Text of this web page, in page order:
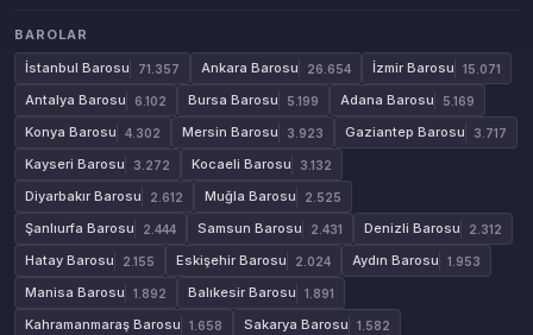
BAROLAR
İstanbul Barosu
71.357 Ankara Barosu 26.654 İzmir Barosu 15.071
Antalya Barosu 6.102 Bursa Barosu 5.199 Adana Barosu 5.169
Konya Barosu 4.302 Mersin Barosu 3.923 Gaziantep Barosu 3.717
Kayseri Barosu 3.272 Kocaeli Barosu 3.132
Diyarbakır Barosu 2.612 Muğla Barosu 2.525
Şanlıurfa Barosu 2.444 Samsun Barosu 2.431 Denizli Barosu 2.312
Hatay Barosu 2.155 Eskişehir Barosu 2.024 Aydın Barosu 1.953
Manisa Barosu 1.892 Balıkesir Barosu 1.891
Kahramanmaraş Barosu 1.658 Sakarya Barosu 1.582